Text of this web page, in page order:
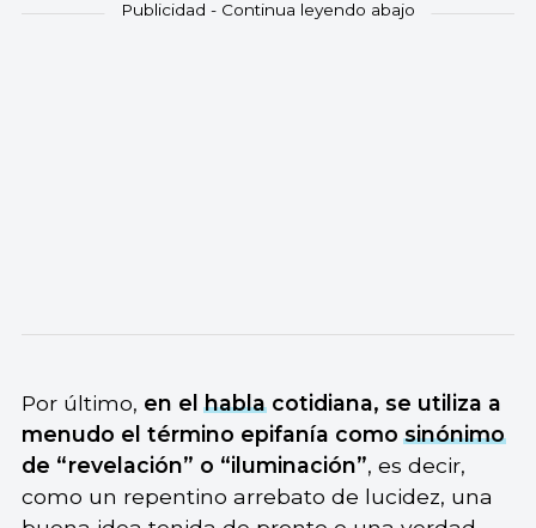
Por último, en elhablacotidiana, se utiliza a
menudo el término epifanía comosinónimo
de “revelación” o “iluminación”, es decir,
como un repentino arrebato de lucidez, una